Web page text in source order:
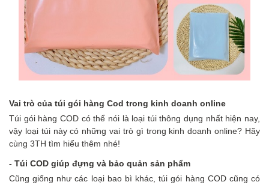
Vai trò của túi gói hàng Cod trong kinh doanh online
Túi gói hàng COD có thể nói là loại túi thông dụng nhất hiện nay,
vậy loại túi này có những vai trò gì trong kinh doanh online? Hãy
cùng 3TH tìm hiểu thêm nhé!
- Túi COD giúp đựng và bảo quản sản phẩm
Cũng giống như các loại bao bì khác, túi gói hàng COD cũng có